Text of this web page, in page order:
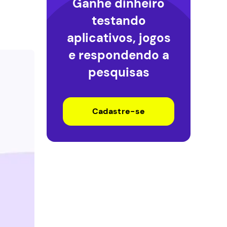
Ganhe dinheiro
testando
aplicativos, jogos
e respondendo a
pesquisas
Cadastre-se